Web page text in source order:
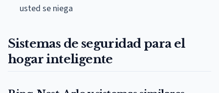
usted se niega
Sistemas de seguridad para el
hogar inteligente